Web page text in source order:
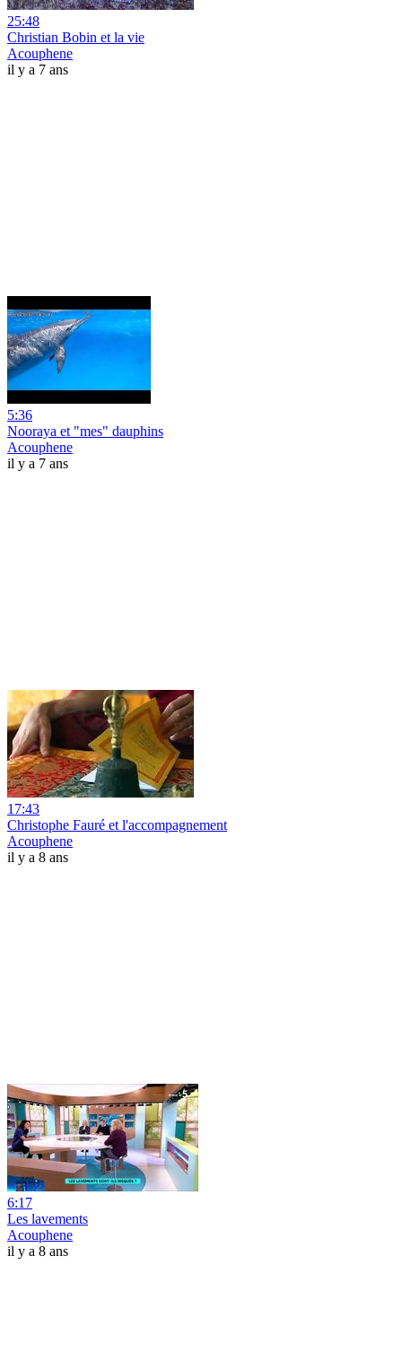
25:48
Christian Bobin et la vie
Acouphene
il y a 7 ans
5:36
Nooraya et "mes" dauphins
Acouphene
il y a 7 ans
17:43
Christophe Fauré et l'accompagnement
Acouphene
il y a 8 ans
6:17
Les lavements
Acouphene
il y a 8 ans